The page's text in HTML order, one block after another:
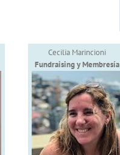
Cecilia Marincioni
Fundraising y Membresía